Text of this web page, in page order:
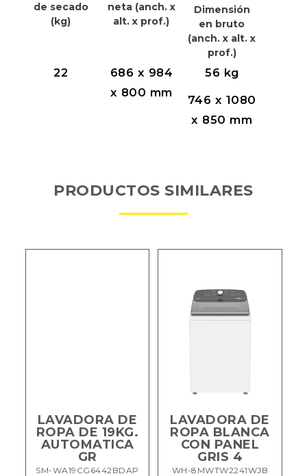
de secado
(kg)
neta (anch. x
alt. x prof.)
Dimensión
en bruto
(anch. x alt. x
prof.)
22
686 x 984
x 800 mm
56 kg
746 x 1080
x 850 mm
PRODUCTOS SIMILARES
LAVADORA DE
ROPA DE 19KG.
AUTOMATICA
GR
SM-WA19CG6442BDAP
LAVADORA DE
ROPA BLANCA
CON PANEL
GRIS 4
WH-8MWTW2241WJB